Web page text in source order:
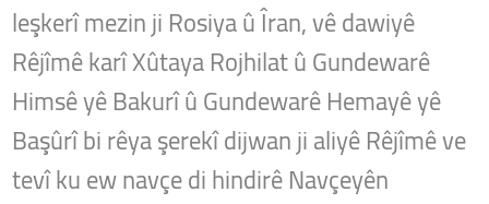
leşkerî mezin ji Rosiya û Îran, vê dawiyê
Rêjîmê karî Xûtaya Rojhilat û Gundewarê
Himsê yê Bakurî û Gundewarê Hemayê yê
Başûrî bi rêya şerekî dijwan ji aliyê Rêjîmê ve
tevî ku ew navçe di hindirê Navçeyên